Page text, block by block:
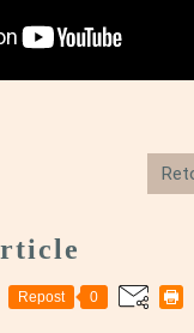
Repost 0